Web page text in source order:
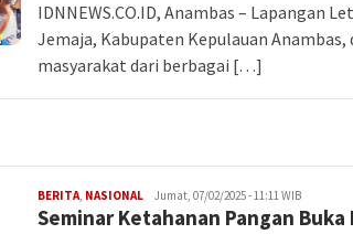
IDNNEWS.CO.ID, Anambas – Lapangan
Jemaja, Kabupaten Kepulauan
masyarakat dari berbagai […]
BERITA, NASIONALImanJumat, 07/02/2025 - 11:11 WIB
Seminar Ketahanan Pangan Buka